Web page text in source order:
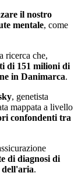
il nostro
mentale, come
ricerca che,
di 151 milioni di
in Danimarca.
, genetista
mappata a livello
confondenti tra
di diagnosi di
.